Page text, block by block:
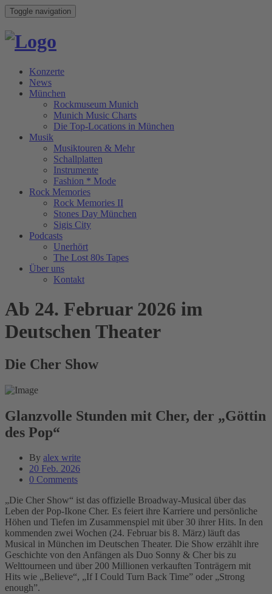
Toggle navigation
Konzerte
News
München
Rockmuseum Munich
Munich Music Charts
Die Top-Locations in München
Musik
Musiktouren & Mehr
Schallplatten
Instrumente
Fashion * Mode
Rock Memories
Rock Memories II
Stones Day München
Sigis City
Podcasts
Unerhört
The Lost 80s Tapes
Über uns
Kontakt
Ab 24. Februar 2026 im
Deutschen Theater
Die Cher Show
Glanzvolle Stunden mit Cher, der „Göttin
des Pop“
By alex write
20 Feb. 2026
0 Comments
„Die Cher Show“ ist das offizielle Broadway-Musical über das
Leben der Pop-Ikone Cher. Es feiert ihre Karriere und persönliche
Höhen und Tiefen im Zusammenspiel mit über 30 ihrer Hits. In den
kommenden zwei Wochen (24. Februar bis 8. März) läuft das
Musical in München im Deutschen Theater. Die Show erzählt ihre
Geschichte von den Anfängen als Duo Sonny & Cher bis zu
Welttourneen und über 200 Millionen verkauften Tonträgern mit
Hits wie „Believe“, „If I Could Turn Back Time” oder „Strong
enough”.